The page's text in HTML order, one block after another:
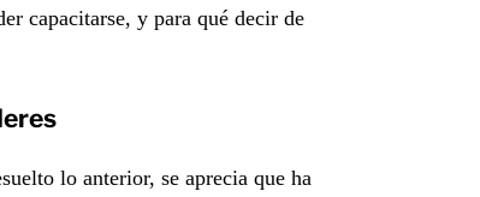
capacitarse, y para qué decir de
lo anterior, se aprecia que ha